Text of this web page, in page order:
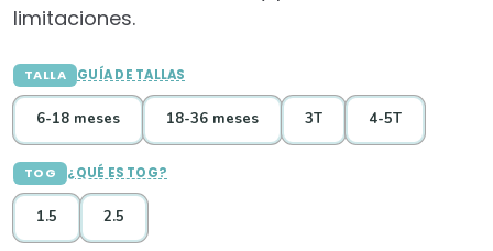
limitaciones.
TALLA GUÍA DE TALLAS
6-18 meses 18-36 meses 3T 4-5T
TOG ¿QUÉ ES TOG?
1.5 2.5